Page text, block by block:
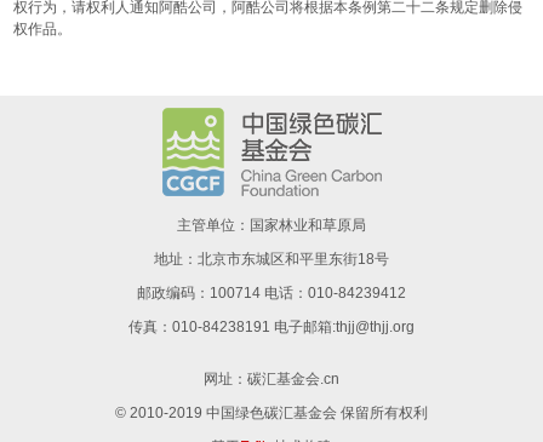
权行为，请权利人通知阿酷公司，阿酷公司将根据本条例第二十二条规定删除侵
权作品。
主管单位：国家林业和草原局
地址：北京市东城区和平里东街18号
邮政编码：100714 电话：010-84239412
传真：010-84238191 电子邮箱:thjj@thjj.org
网址： 碳汇基金会.cn
© 2010-2019 中国绿色碳汇基金会 保留所有权利